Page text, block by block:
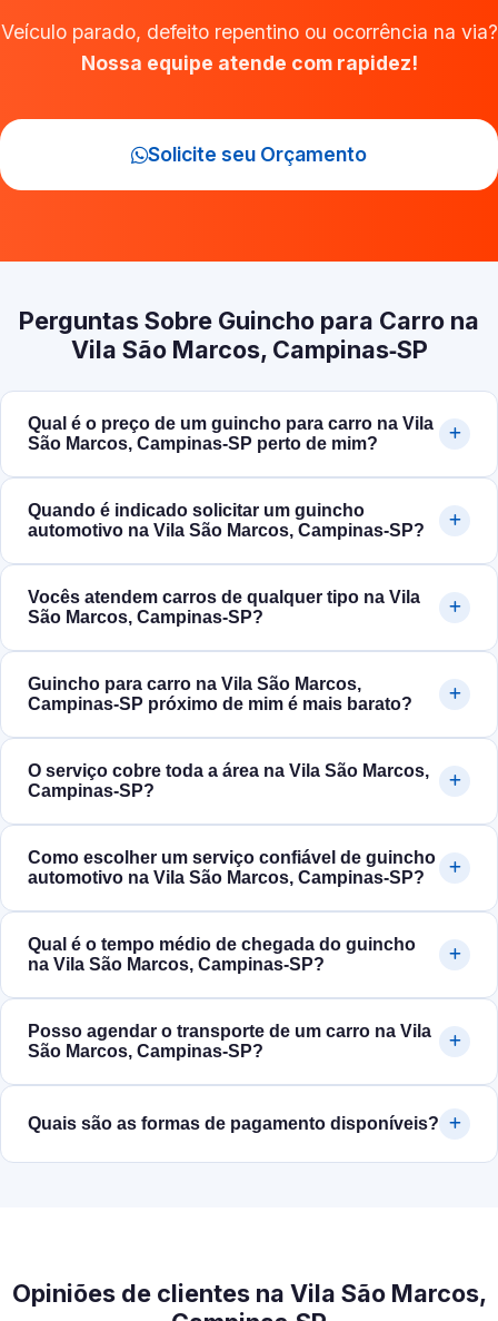
Veículo parado, defeito repentino ou ocorrência na via?
Nossa equipe atende com rapidez!
Solicite seu Orçamento
Perguntas Sobre Guincho para Carro na
Vila São Marcos, Campinas‑SP
Qual é o preço de um guincho para carro na Vila
São Marcos, Campinas‑SP perto de mim?
Quando é indicado solicitar um guincho
automotivo na Vila São Marcos, Campinas‑SP?
Vocês atendem carros de qualquer tipo na Vila
São Marcos, Campinas‑SP?
Guincho para carro na Vila São Marcos,
Campinas‑SP próximo de mim é mais barato?
O serviço cobre toda a área na Vila São Marcos,
Campinas‑SP?
Como escolher um serviço confiável de guincho
automotivo na Vila São Marcos, Campinas‑SP?
Qual é o tempo médio de chegada do guincho
na Vila São Marcos, Campinas‑SP?
Posso agendar o transporte de um carro na Vila
São Marcos, Campinas‑SP?
Quais são as formas de pagamento disponíveis?
Opiniões de clientes na Vila São Marcos,